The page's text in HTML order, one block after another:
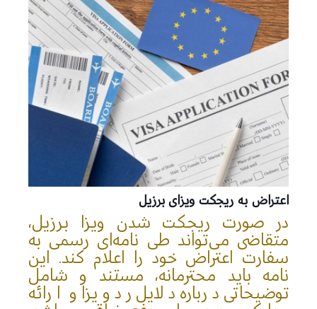
اعتراض به ریجکت ویزای برزیل
در صورت ریجکت شدن ویزا برزیل،
متقاضی می‌تواند طی نامه‌ای رسمی به
سفارت اعتراض خود را اعلام کند. این
نامه باید محترمانه، مستند و شامل
توضیحاتی درباره دلایل رد ویزا و ارائه